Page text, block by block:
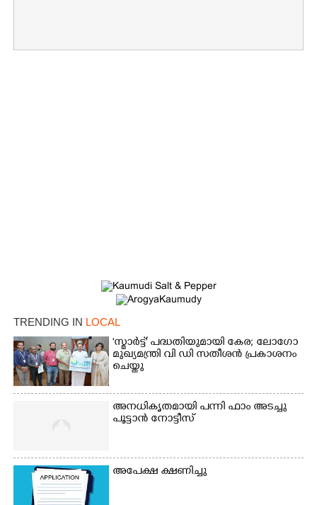
TRENDING IN LOCAL
'സ്മാർട്ട്' പദ്ധതിയുമായി കേര; ലോഗോ
മുഖ്യമന്ത്രി വി ഡി സതീശൻ പ്രകാശനം
ചെയ്തു
അനധികൃതമായി പന്നി ഫാം അടച്ചു
പൂട്ടാൻ നോട്ടീസ്
അപേക്ഷ ക്ഷണിച്ചു